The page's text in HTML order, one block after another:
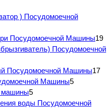
) Посудомоечной
Посудомоечной Машины19
Посудомоечной
Посудомоечной Машины17
Машины5
машины5
воды Посудомоечной